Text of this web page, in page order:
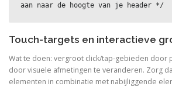
aan naar de hoogte van je header */
Touch-targets en interactieve
Wat te doen: vergroot click/tap-gebieden door
door visuele afmetingen te veranderen. Zorg
elementen in combinatie met nabijliggende